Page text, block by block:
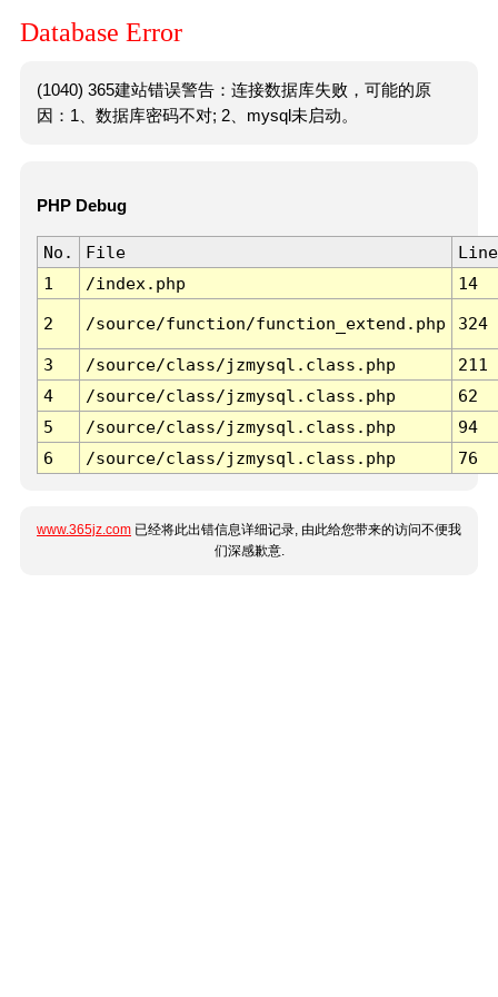
Database Error
(1040) 365建站错误警告：连接数据库失败，可能的原
因：1、数据库密码不对; 2、mysql未启动。
PHP Debug
No. File
Line
1
/index.php 14
2 /source/function/function_extend.php 324
3 /source/class/jzmysql.class.php
211
4
/source/class/jzmysql.class.php
62
5
/source/class/jzmysql.class.php
94
6
/source/class/jzmysql.class.php 76
www.365jz.com 已经将此出错信息详细记录, 由此给您带来的访问不便我
们深感歉意.